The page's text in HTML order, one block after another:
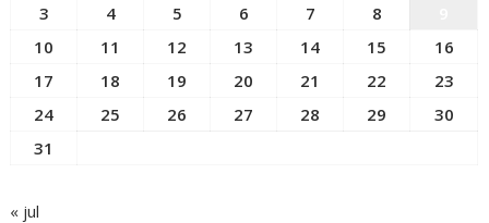
3
4 5 6 7 8
10
11 12 13 14 15
16
17
18 19 20 21 22
23
24
25 26 27 28 29
30
31
« jul